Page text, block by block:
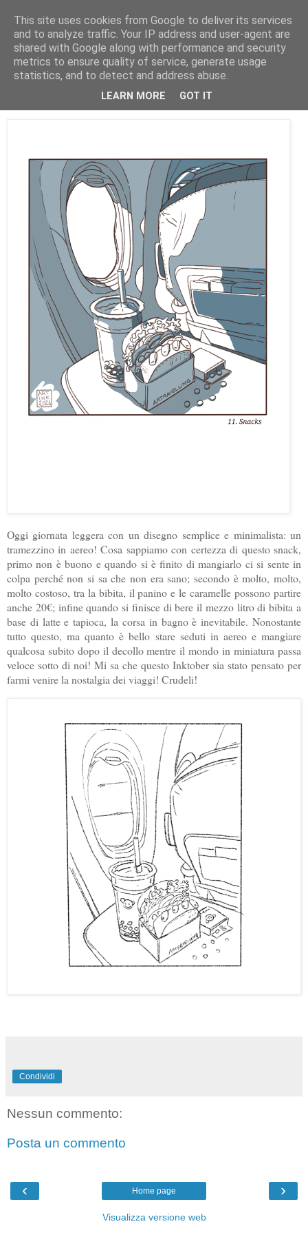
Artravelling
venerdì 11 ottobre 2024
Inktober 2024: Snacks
Oggi giornata leggera con un disegno semplice e minimalista: un
tramezzino in aereo! Cosa sappiamo con certezza di questo snack,
primo non è buono e quando si è finito di mangiarlo ci si sente in
colpa perché non si sa che non era sano; secondo è molto, molto,
molto costoso, tra la bibita, il panino e le caramelle possono partire
anche 20€; infine quando si finisce di bere il mezzo litro di bibita a
base di latte e tapioca, la corsa in bagno è inevitabile. Nonostante
tutto questo, ma quanto è bello stare seduti in aereo e mangiare
qualcosa subito dopo il decollo mentre il mondo in miniatura passa
veloce sotto di noi! Mi sa che questo Inktober sia stato pensato per
farmi venire la nostalgia dei viaggi! Crudeli!
Condividi
Nessun commento:
Posta un commento
‹ ›
Home page
Visualizza versione web
This site uses cookies from Google to deliver its services
and to analyze traffic. Your IP address and user-agent are
shared with Google along with performance and security
metrics to ensure quality of service, generate usage
statistics, and to detect and address abuse.
LEARN MORE GOT IT